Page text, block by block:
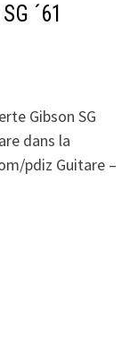
´61
Gibson SG
dans la
pdiz Guitare –